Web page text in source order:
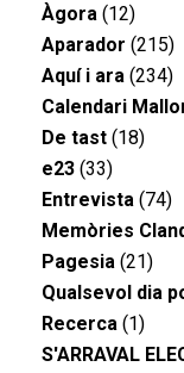
Àgora (12)
Aparador (215)
Aquí i ara (234)
Calendari
De tast (18)
e23 (33)
Entrevista (74)
Memòries
Pagesia (21)
Qualsevol dia
Recerca (1)
S'ARRAVAL